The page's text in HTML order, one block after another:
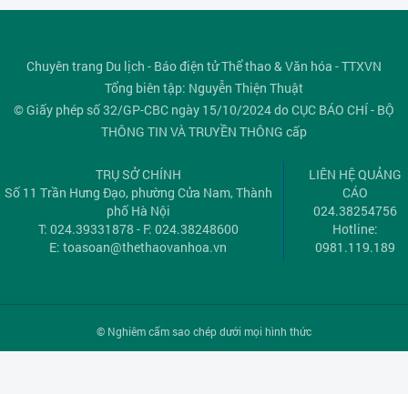
Chuyên trang Du lịch - Báo điện tử Thể thao & Văn hóa - TTXVN
Tổng biên tập: Nguyễn Thiện Thuật
© Giấy phép số 32/GP-CBC ngày 15/10/2024 do CỤC BÁO CHÍ - BỘ
THÔNG TIN VÀ TRUYỀN THÔNG cấp
TRỤ SỞ CHÍNH
Số 11 Trần Hưng Đạo, phường Cửa Nam, Thành
phố Hà Nội
T: 024.39331878 - F: 024.38248600
E:toasoan@thethaovanhoa.vn
LIÊN HỆ QUẢNG
CÁO
024.38254756
Hotline:
0981.119.189
© Nghiêm cấm sao chép dưới mọi hình thức